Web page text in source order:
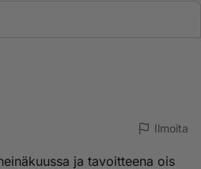
Ilmoita
ja tavoitteena ois